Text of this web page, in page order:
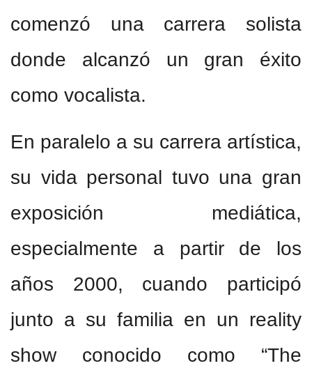
comenzó una carrera solista
donde alcanzó un gran éxito
como vocalista.
En paralelo a su carrera artística,
su vida personal tuvo una gran
exposición mediática,
especialmente a partir de los
años 2000, cuando participó
junto a su familia en un reality
show conocido como “The